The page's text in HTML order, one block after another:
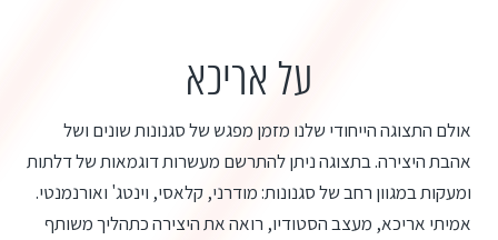
על אריכא
אולם התצוגה הייחודי שלנו מזמן מפגש של סגנונות שונים ושל
אהבת היצירה. בתצוגה ניתן להתרשם מעשרות דוגמאות של דלתות
ומעקות במגוון רחב של סגנונות: מודרני, קלאסי, וינטג' ואורנמנטי.
אמיתי אריכא, מעצב הסטודיו, רואה את היצירה כתהליך משותף